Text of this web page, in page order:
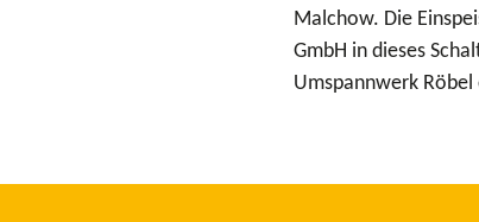
Malchow. Die
GmbH in dieses
Umspannwerk